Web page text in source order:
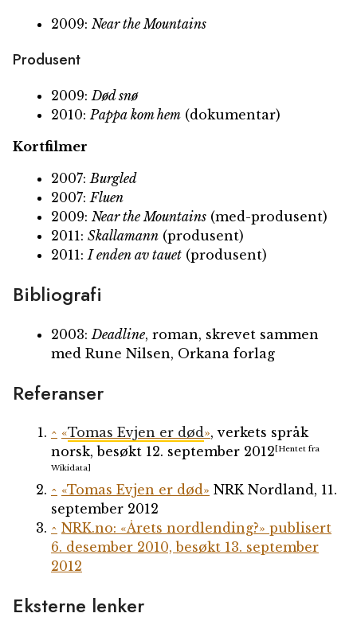
2009: Near the Mountains
Produsent
2009: Død snø
2010: Pappa kom hem (dokumentar)
Kortfilmer
2007: Burgled
2007: Fluen
2009: Near the Mountains (med-produsent)
2011: Skallamann (produsent)
2011: I enden av tauet (produsent)
Bibliografi
2003: Deadline, roman, skrevet sammen
med Rune Nilsen, Orkana forlag
Referanser
^ «Tomas Evjen er død», verkets språk
norsk, besøkt 12. september 2012[Hentet fra
Wikidata]
^ «Tomas Evjen er død» NRK Nordland, 11.
september 2012
^ NRK.no: «Årets nordlending?» publisert
6. desember 2010, besøkt 13. september
2012
Eksterne lenker